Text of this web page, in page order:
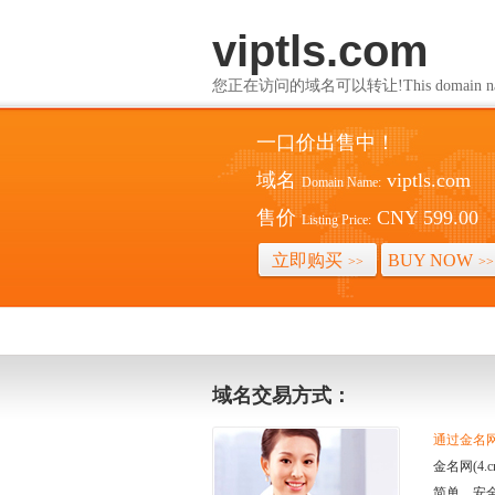
viptls.com
您正在访问的域名可以转让!This domain
一口价出售中！
域名 Domain Name: viptls.com
售价 Listing Price: CNY 599.00
立即购买 >> BUY NOW >>
域名交易方式：
通过金名
金名网